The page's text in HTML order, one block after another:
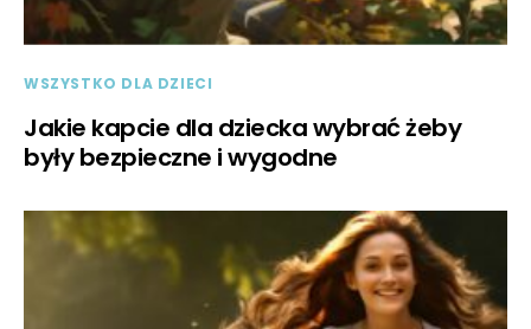
WSZYSTKO DLA DZIECI
Jakie kapcie dla dziecka wybrać żeby
były bezpieczne i wygodne